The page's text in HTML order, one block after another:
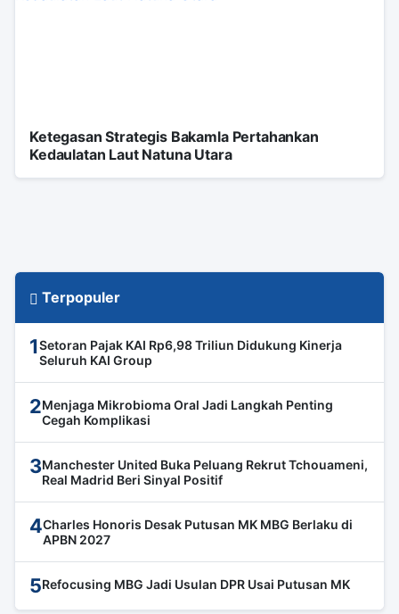
Ketegasan Strategis Bakamla Pertahankan
Kedaulatan Laut Natuna Utara
Terpopuler
1Setoran Pajak KAI Rp6,98 Triliun Didukung Kinerja
Seluruh KAI Group
2Menjaga Mikrobioma Oral Jadi Langkah Penting
Cegah Komplikasi
3Manchester United Buka Peluang Rekrut Tchouameni,
Real Madrid Beri Sinyal Positif
4Charles Honoris Desak Putusan MK MBG Berlaku di
APBN 2027
5Refocusing MBG Jadi Usulan DPR Usai Putusan MK